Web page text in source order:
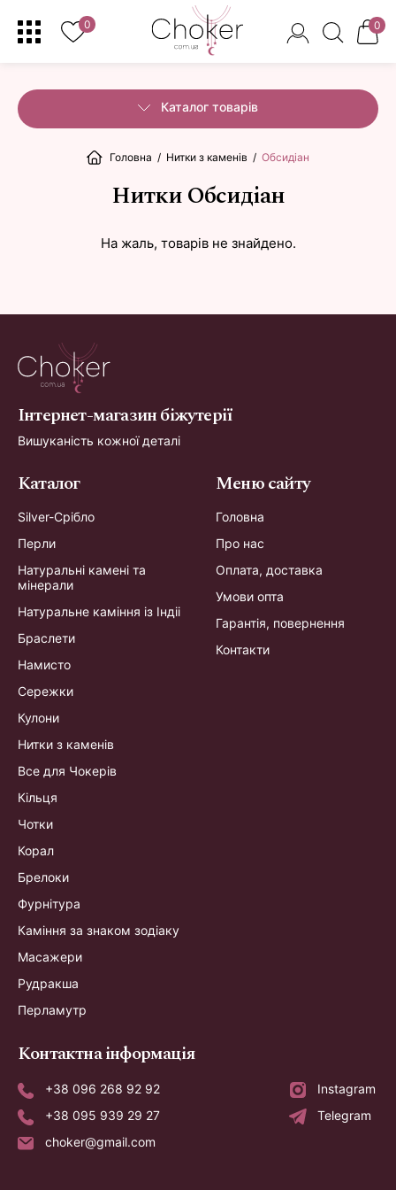
0 0
Каталог товарів
Головна / Нитки з каменів / Обсидіан
Нитки Обсидіан
На жаль, товарів не знайдено.
Інтернет-магазин біжутерії
Вишуканість кожної деталі
Каталог
Silver-Срібло
Перли
Натуральні камені та
мінерали
Натуральне каміння із Індіі
Браслети
Намисто
Сережки
Кулони
Нитки з каменів
Все для Чокерів
Кільця
Чотки
Корал
Брелоки
Фурнітура
Каміння за знаком зодіаку
Масажери
Рудракша
Перламутр
Меню сайту
Головна
Про нас
Оплата, доставка
Умови опта
Гарантія, повернення
Контакти
Контактна інформація
+38 096 268 92 92
Instagram
+38 095 939 29 27
Telegram
choker@gmail.com